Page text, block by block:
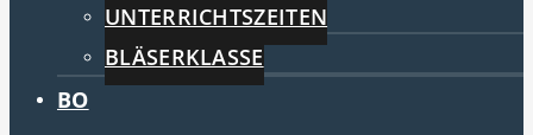
UNTERRICHTSZEITEN
BLÄSERKLASSE
BO